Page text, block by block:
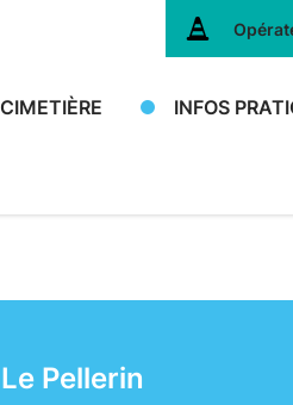
CIMETIÈRE INFOS
Le Pellerin